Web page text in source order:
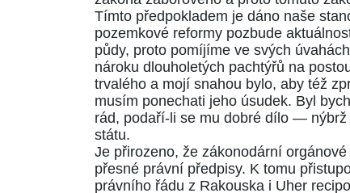
Tímto předpokladem je dáno naše
pozemkové reformy pozbude
půdy, proto pomíjíme ve svých
nároku dlouholetých pachtýřů na
trvalého a mojí snahou bylo, aby též
musím ponechati jeho úsudek. Byl
rád, podaří-li se mu dobré dílo —
státu.
Je přirozeno, že zákonodární
přesné právní předpisy. K tomu
právního řádu z Rakouska i Uher